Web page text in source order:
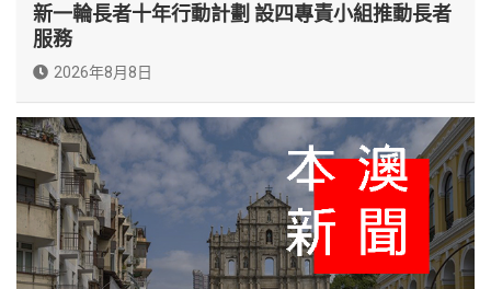
新一輪長者十年行動計劃 設四專責小組推動長者
服務
2026年8月8日